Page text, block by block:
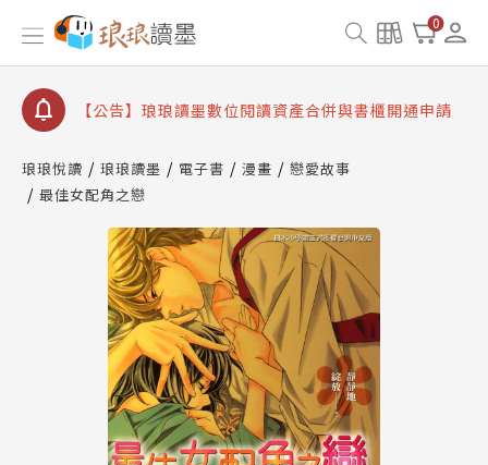
0
查詢
【公告】因 Readmoo 讀墨系統維護中，本站同步暫
停部分閱讀服務
【公告】琅琅讀墨數位閱讀資產合併與書櫃開通申請
【公告】琅琅讀墨 3 分鐘完成書櫃開通與資產合併申
請圖文教學
【公告】因 Readmoo 讀墨系統維護中，本站同步暫
停部分閱讀服務
琅琅悅讀 琅琅讀墨 電子書 漫畫
戀愛故事
最佳女配角之戀